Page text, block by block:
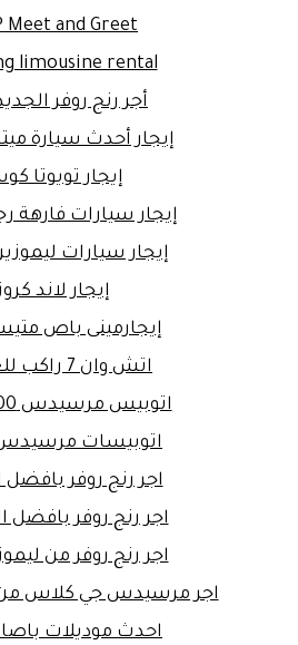
Meet and Greet.
limousine rental
أجر رنج روفر
إيجار أحدث سيارة
إيجار تويوتا
إيجار سيارات فارهة
إيجار سيارات
إيجار لاند
إيجارمينى باص
اتش وان 7 راكب للعائلات
اتوبيس مرسيدس 600 للايجار
اتوبيسات مرسيدس
اجر رنج روفر بافضل
اجر رنج روفر بافضل
اجر رنج روفر من
اجر مرسيدس جي كلاس
احدث موديلات